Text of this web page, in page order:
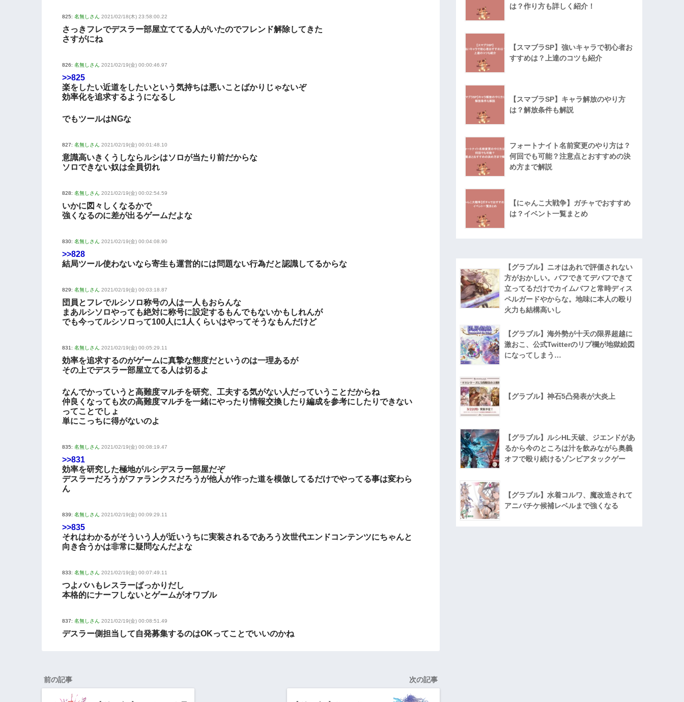
825: 名無しさん 2021/02/18(木) 23:58:00.22
さっきフレでデスラー部屋立ててる人がいたのでフレンド解除してきた
さすがにね
826: 名無しさん 2021/02/19(金) 00:00:46.97
>>825
楽をしたい近道をしたいという気持ちは悪いことばかりじゃないぞ
効率化を追求するようになるし
でもツールはNGな
827: 名無しさん 2021/02/19(金) 00:01:48.10
意識高いきくうしならルシはソロが当たり前だからな
ソロできない奴は全員切れ
828: 名無しさん 2021/02/19(金) 00:02:54.59
いかに図々しくなるかで
強くなるのに差が出るゲームだよな
830: 名無しさん 2021/02/19(金) 00:04:08.90
>>828
結局ツール使わないなら寄生も運営的には問題ない行為だと認識してるからな
829: 名無しさん 2021/02/19(金) 00:03:18.87
団員とフレでルシソロ称号の人は一人もおらんな
まあルシソロやっても絶対に称号に設定するもんでもないかもしれんが
でも今ってルシソロって100人に1人くらいはやってそうなもんだけど
831: 名無しさん 2021/02/19(金) 00:05:29.11
効率を追求するのがゲームに真摯な態度だというのは一理あるが
その上でデスラー部屋立てる人は切るよ
なんでかっていうと高難度マルチを研究、工夫する気がない人だっていうことだからね
仲良くなっても次の高難度マルチを一緒にやったり情報交換したり編成を参考にしたりできない
ってことでしょ
単にこっちに得がないのよ
835: 名無しさん 2021/02/19(金) 00:08:19.47
>>831
効率を研究した極地がルシデスラー部屋だぞ
デスラーだろうがファランクスだろうが他人が作った道を模倣してるだけでやってる事は変わら
ん
839: 名無しさん 2021/02/19(金) 00:09:29.11
>>835
それはわかるがそういう人が近いうちに実装されるであろう次世代エンドコンテンツにちゃんと
向き合うかは非常に疑問なんだよな
833: 名無しさん 2021/02/19(金) 00:07:49.11
つよバハもレスラーばっかりだし
本格的にナーフしないとゲームがオワブル
837: 名無しさん 2021/02/19(金) 00:08:51.49
デスラー側担当して自発募集するのはOKってことでいいのかね
前の記事 次の記事
は？作り方も詳しく紹介！
【スマブラSP】強いキャラで初心者お
すすめは？上達のコツも紹介
【スマブラSP】キャラ解放のやり方
は？解放条件も解説
フォートナイト名前変更のやり方は？
何回でも可能？注意点とおすすめの決
め方まで解説
【にゃんこ大戦争】ガチャでおすすめ
は？イベント一覧まとめ
【グラブル】ニオはあれで評価されない
方がおかしい。バフできてデバフできて
立ってるだけでカイムバフと常時ディス
ペルガードやからな。地味に本人の殴り
火力も結構高いし
【グラブル】海外勢が十天の限界超越に
激おこ、公式Twitterのリプ欄が地獄絵図
になってしまう…
【グラブル】神石5凸発表が大炎上
【グラブル】ルシHL天破、ジエンドがあ
るから今のところは汁を飲みながら奥義
オフで殴り続けるゾンビアタックゲー
【グラブル】水着コルワ、魔改造されて
アニバチケ候補レベルまで強くなる